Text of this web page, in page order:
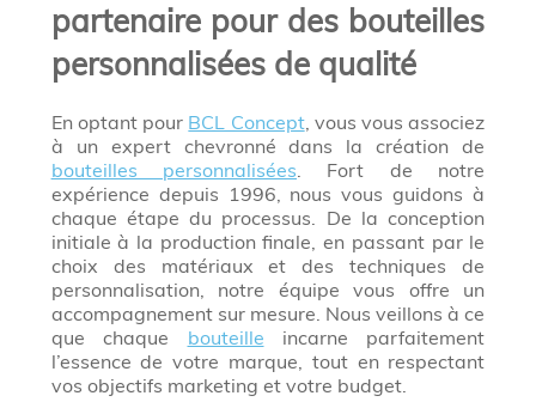
partenaire pour des bouteilles
personnalisées de qualité
En optant pour BCL Concept, vous vous associez
à un expert chevronné dans la création de
bouteilles personnalisées. Fort de notre
expérience depuis 1996, nous vous guidons à
chaque étape du processus. De la conception
initiale à la production finale, en passant par le
choix des matériaux et des techniques de
personnalisation, notre équipe vous offre un
accompagnement sur mesure. Nous veillons à ce
que chaque bouteille incarne parfaitement
l’essence de votre marque, tout en respectant
vos objectifs marketing et votre budget.